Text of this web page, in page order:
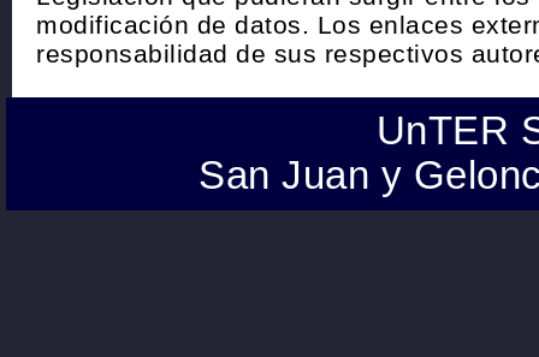
modificación de datos. Los enlaces
responsabilidad de sus respectivos
UnTER
San Juan y